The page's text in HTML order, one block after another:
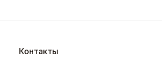
Контакты